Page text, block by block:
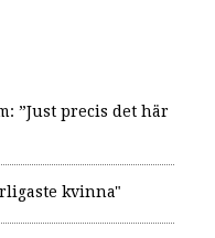
”Just precis det här
kvinna"